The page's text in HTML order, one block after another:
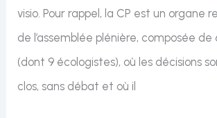
visio. Pour rappel, la CP est un organe
de l’assemblée plénière, composée de
(dont 9 écologistes), où les décisions
clos, sans débat et où il